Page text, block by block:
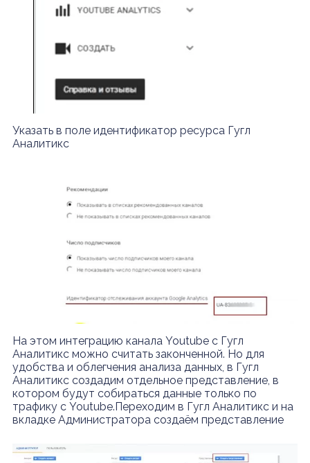
Указать в поле идентификатор ресурса Гугл
Аналитикс
На этом интеграцию канала Youtube с Гугл
Аналитикс можно считать законченной. Но для
удобства и облегчения анализа данных, в Гугл
Аналитикс создадим отдельное представление, в
котором будут собираться данные только по
трафику с Youtube.Переходим в Гугл Аналитикс и на
вкладке Администратора создаём представление